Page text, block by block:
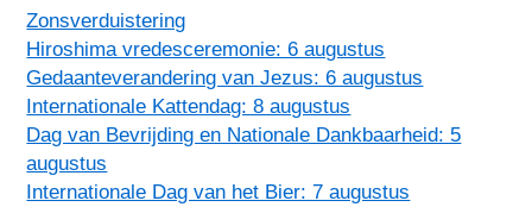
Zonsverduistering
Hiroshima vredesceremonie: 6 augustus
Gedaanteverandering van Jezus: 6 augustus
Internationale Kattendag: 8 augustus
Dag van Bevrijding en Nationale Dankbaarheid: 5
augustus
Internationale Dag van het Bier: 7 augustus